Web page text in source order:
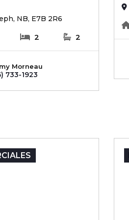
NB, E7B 2R6
2 2
Morneau
733-1923